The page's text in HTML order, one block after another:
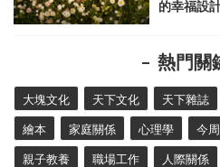
的幸福設
熱門關
大塊文化 天下文化 天下雜誌
繪本 家庭關係 心理學 今周
親子教養 職場工作 人際關係